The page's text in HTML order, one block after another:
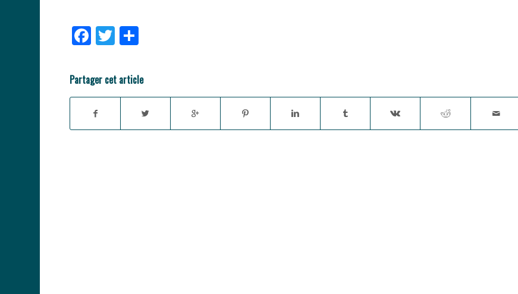
Facebook
Twitter
Partager cet article